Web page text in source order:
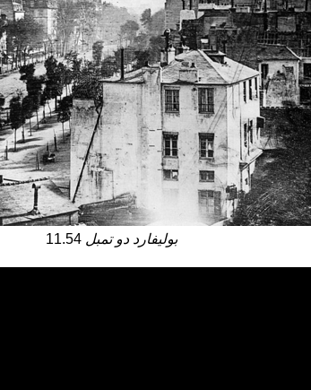
11.54 بوليفارد دو تمبل